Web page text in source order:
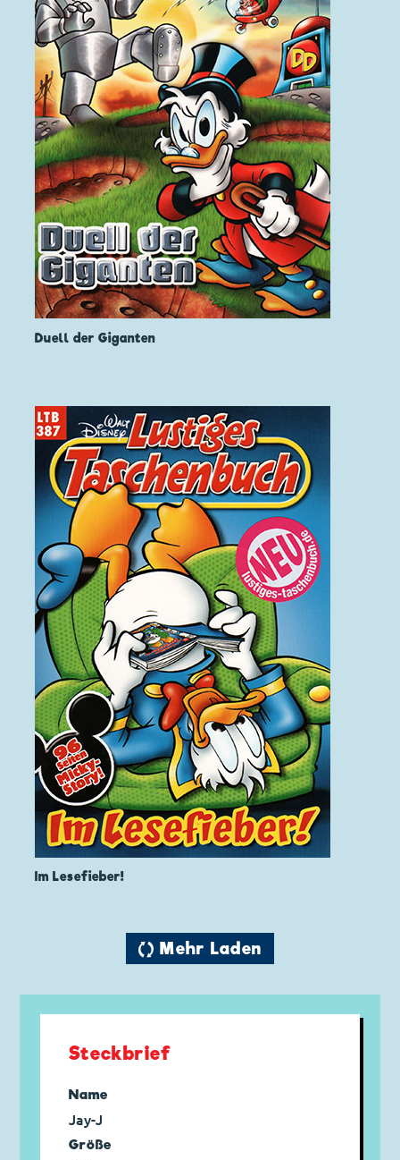
Duell der Giganten
Im Lesefieber!
🔄 Mehr Laden
Steckbrief
Name
Jay-J
Größe